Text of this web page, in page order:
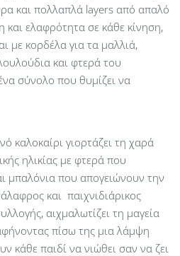
και πολλαπλά layers από απαλό
και ελαφρότητα σε κάθε κίνηση,
με κορδέλα για τα μαλλιά,
και φτερά του
σύνολο που θυμίζει να
καλοκαίρι γιορτάζει τη χαρά
ηλικίας με φτερά που
μπαλόνια που απογειώνουν την
και παιχνιδιάρικος
αιχμαλωτίζει τη μαγεία
πίσω της μια λάμψη
κάθε παιδί να νιώθει σαν να ζει